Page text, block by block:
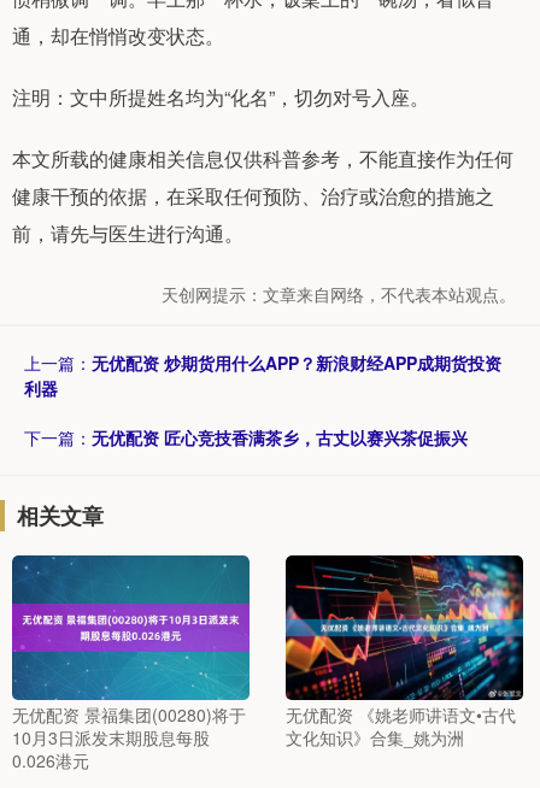
通，却在悄悄改变状态。
注明：文中所提姓名均为“化名”，切勿对号入座。
本文所载的健康相关信息仅供科普参考，不能直接作为任何
健康干预的依据，在采取任何预防、治疗或治愈的措施之
前，请先与医生进行沟通。
天创网提示：文章来自网络，不代表本站观点。
上一篇： 无优配资 炒期货用什么APP？新浪财经APP成期货投资
利器
下一篇： 无优配资 匠心竞技香满茶乡，古丈以赛兴茶促振兴
相关文章
无优配资 景福集团(00280)将于
10月3日派发末期股息每股
0.026港元
无优配资 《姚老师讲语文•古代
文化知识》合集_姚为洲